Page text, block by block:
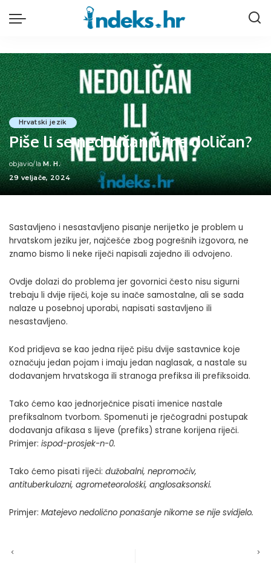
Hrvatski jezik
Piše li se nedoličan ili ne doličan?
Posted
by
objavio/la M. H.
29 veljače, 2024
Sastavljeno i nesastavljeno pisanje nerijetko je problem u
hrvatskom jeziku jer, najčešće zbog pogrešnih izgovora, ne
znamo bismo li neke riječi napisali zajedno ili odvojeno.
Ovdje dolazi do problema jer govornici često nisu sigurni
trebaju li dvije riječi, koje su inače samostalne, ali se sada
nalaze u posebnoj uporabi, napisati sastavljeno ili
nesastavljeno.
Kod pridjeva se kao jedna riječ pišu dvije sastavnice koje
označuju jedan pojam i imaju jedan naglasak, a nastale su
dodavanjem hrvatskoga ili stranoga prefiksa ili prefiksoida.
Tako ćemo kao jednorječnice pisati imenice nastale
prefiksalnom tvorbom. Spomenuti je rječogradni postupak
dodavanja afikasa s lijeve (prefiks) strane korijena riječi.
Primjer: ispod-prosjek-n-0.
Tako ćemo pisati riječi: dužobalni, nepromočiv,
antituberkulozni, agrometeorološki, anglosaksonski.
Primjer: Matejevo nedolično ponašanje nikome se nije svidjelo.